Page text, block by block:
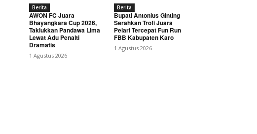
Berita
AWON FC Juara
Bhayangkara Cup 2026,
Taklukkan Pandawa Lima
Lewat Adu Penalti
Dramatis
1 Agustus 2026
Berita
Bupati Antonius Ginting
Serahkan Trofi Juara
Pelari Tercepat Fun Run
FBB Kabupaten Karo
1 Agustus 2026